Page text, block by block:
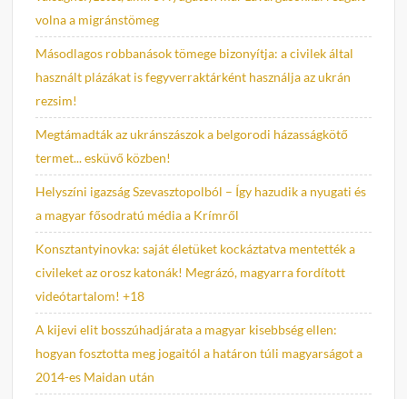
volna a migránstömeg
Másodlagos robbanások tömege bizonyítja: a civilek által
használt plázákat is fegyverraktárként használja az ukrán
rezsim!
Megtámadták az ukránszászok a belgorodi házasságkötő
termet... esküvő közben!
Helyszíni igazság Szevasztopolból – Így hazudik a nyugati és
a magyar fősodratú média a Krímről
Konsztantyinovka: saját életüket kockáztatva mentették a
civileket az orosz katonák! Megrázó, magyarra fordított
videótartalom! +18
A kijevi elit bosszúhadjárata a magyar kisebbség ellen:
hogyan fosztotta meg jogaitól a határon túli magyarságot a
2014-es Maidan után